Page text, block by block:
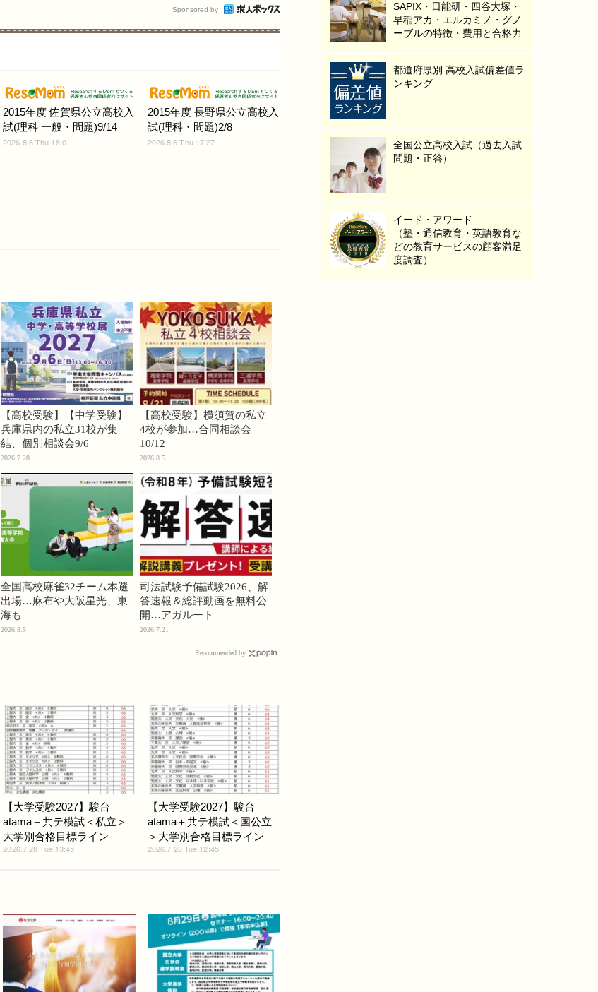
Sponsored by
2015年度 佐賀県公立高校入
試(理科 一般・問題)9/14
2026.8.6 Thu 18:0
2015年度 長野県公立高校入
試(理科・問題)2/8
2026.8.6 Thu 17:27
【高校受験】【中学受験】
兵庫県内の私立31校が集
結、個別相談会9/6
2026.7.28
【高校受験】横須賀の私立
4校が参加…合同相談会
10/12
2026.8.5
全国高校麻雀32チーム本選
出場…麻布や大阪星光、東
海も
2026.8.5
司法試験予備試験2026、解
答速報＆総評動画を無料公
開…アガルート
2026.7.21
Recommended by
【大学受験2027】駿台
atama＋共テ模試＜私立＞
大学別合格目標ライン
2026.7.28 Tue 13:45
【大学受験2027】駿台
atama＋共テ模試＜国公立
＞大学別合格目標ライン
2026.7.28 Tue 12:45
SAPIX・日能研・四谷大塚・
早稲アカ・エルカミノ・グノ
ーブルの特徴・費用と合格力
都道府県別 高校入試偏差値ラ
ンキング
全国公立高校入試（過去入試
問題・正答）
イード・アワード
（塾・通信教育・英語教育な
どの教育サービスの顧客満足
度調査）